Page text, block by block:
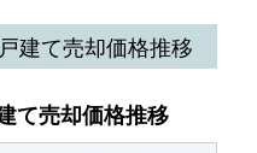
建て売却価格推移
て売却価格推移